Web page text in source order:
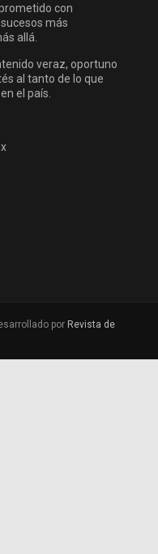
con
más
allá.
veraz, oportuno
al tanto de lo que
el país.
por Revista de